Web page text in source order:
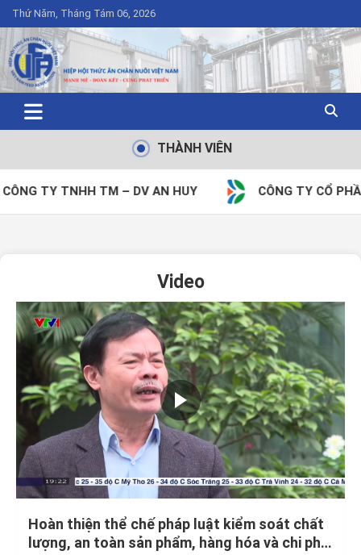
Thứ Năm, Tháng Tám 06, 2026
THÀNH VIÊN
TM – DV AN HUY CÔNG TY CỔ PHẦN TẬP ĐOÀN
Video
Hoàn thiện thể chế pháp luật kiểm soát chất
lượng, an toàn sản phẩm, hàng hóa và chi phí